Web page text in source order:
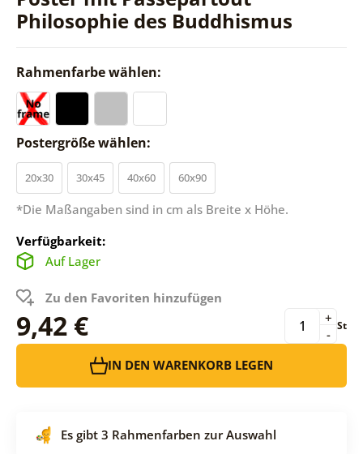
Philosophie des Buddhismus
Rahmenfarbe wählen:
Postergröße wählen:
20x30 30x45 40x60 60x90
*Die Maßangaben sind in cm als Breite x Höhe.
Verfügbarkeit:
Auf Lager
Zu den Favoriten hinzufügen
9,42 € -
+ St
IN DEN WARENKORB LEGEN
Es gibt 3 Rahmenfarben zur Auswahl